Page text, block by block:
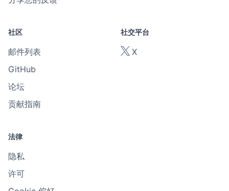
社区
邮件列表
GitHub
论坛
贡献指南
社交平台
X
法律
隐私
许可